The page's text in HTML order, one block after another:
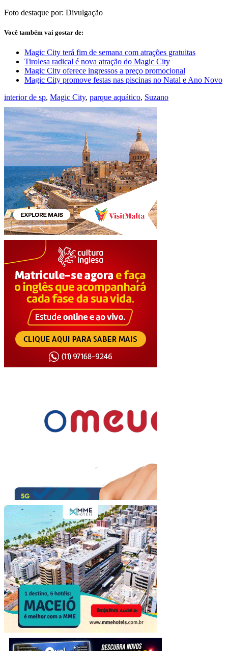
Foto destaque por: Divulgação
Você também vai gostar de:
Magic City terá fim de semana com atrações gratuitas
Tirolesa radical é nova atração do Magic City
Magic City oferece ingressos a preço promocional
Magic City promove festas nas piscinas no Natal e Ano Novo
interior de sp, Magic City, parque aquático, Suzano